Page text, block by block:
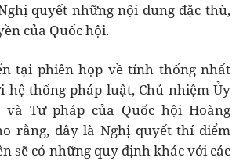
quyết những nội dung đặc thù,
của Quốc hội.
tại phiên họp về tính thống nhất
hệ thống pháp luật, Chủ nhiệm Ủy
Tư pháp của Quốc hội Hoàng
rằng, đây là Nghị quyết thí điểm
sẽ có những quy định khác với các